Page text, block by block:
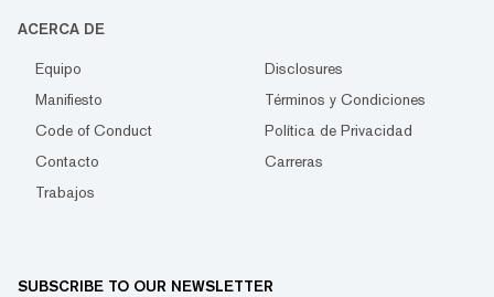
ACERCA DE
Equipo
Disclosures
Manifiesto
Términos y Condiciones
Code of Conduct
Política de Privacidad
Contacto
Carreras
Trabajos
SUBSCRIBE TO OUR NEWSLETTER